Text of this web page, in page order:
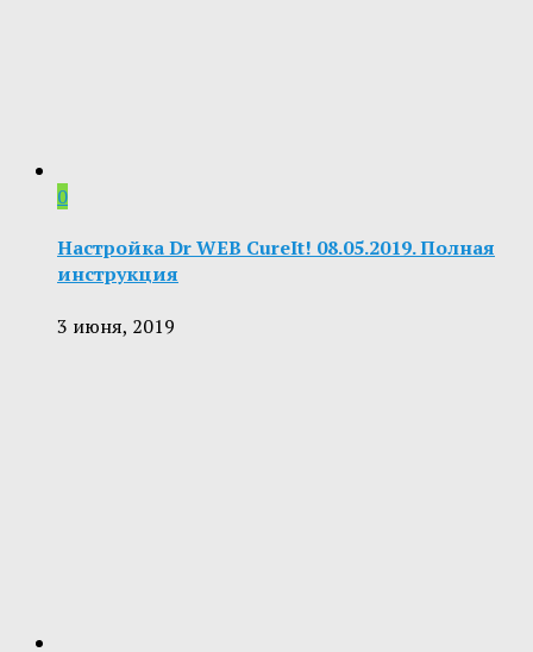
0
Настройка Dr WEB CureIt! 08.05.2019. Полная
инструкция
3 июня, 2019